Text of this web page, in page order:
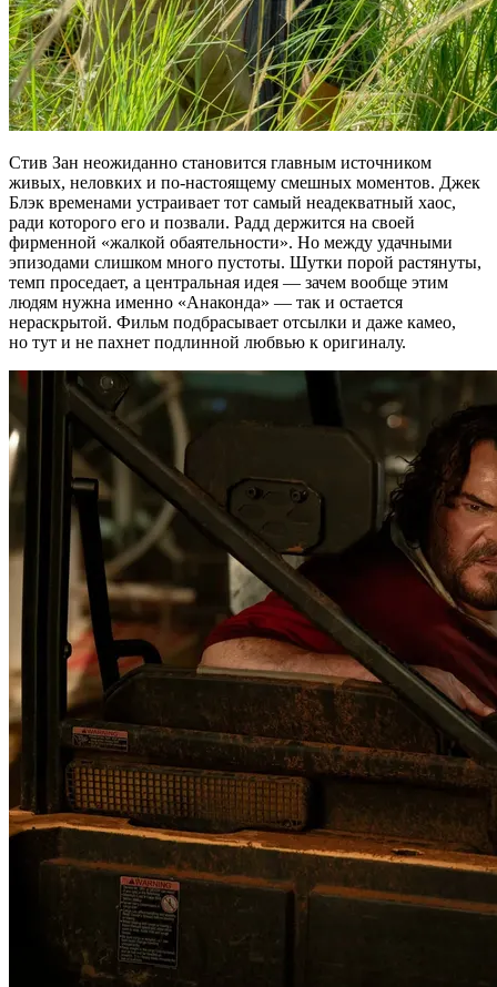
Стив Зан неожиданно становится главным источником
живых, неловких и по-настоящему смешных моментов. Джек
Блэк временами устраивает тот самый неадекватный хаос,
ради которого его и позвали. Радд держится на своей
фирменной «жалкой обаятельности». Но между удачными
эпизодами слишком много пустоты. Шутки порой растянуты,
темп проседает, а центральная идея — зачем вообще этим
людям нужна именно «Анаконда» — так и остается
нераскрытой. Фильм подбрасывает отсылки и даже камео,
но тут и не пахнет подлинной любвью к оригиналу.